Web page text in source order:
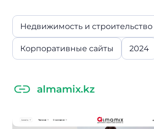
Недвижимость и строительство
Корпоративные сайты 2024
almamix.kz